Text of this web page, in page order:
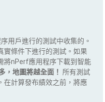
用戶進行的測試中收集的。
實條件下進行的測試。如果
將nPerf應用程序下載到智能
，地圖將越全面！ 所有測試
在計算發布績效之前，將應